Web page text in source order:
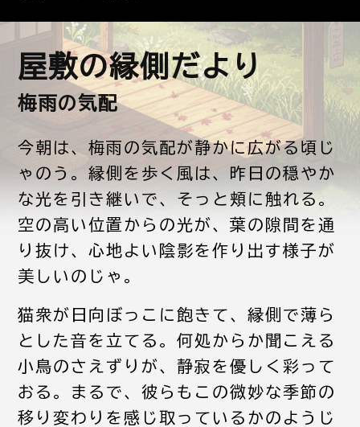
屋敷の縁側だより
梅雨の気配
今朝は、梅雨の気配が静かに広がる頃じ
ゃのう。縁側を歩く風は、昨日の穏やか
な光を引き継いで、そっと頬に触れる。
空の高い位置からの光が、葉の隙間を通
り抜け、心地よい陰影を作り出す様子が
美しいのじゃ。
猫衆が日向ぼっこに飽きて、縁側で薄ら
とした音を立てる。何処からか聞こえる
小鳥のさえずりが、静寂を優しく彩って
おる。まるで、彼らもこの微妙な季節の
移り変わりを感じ取っているかのようじ